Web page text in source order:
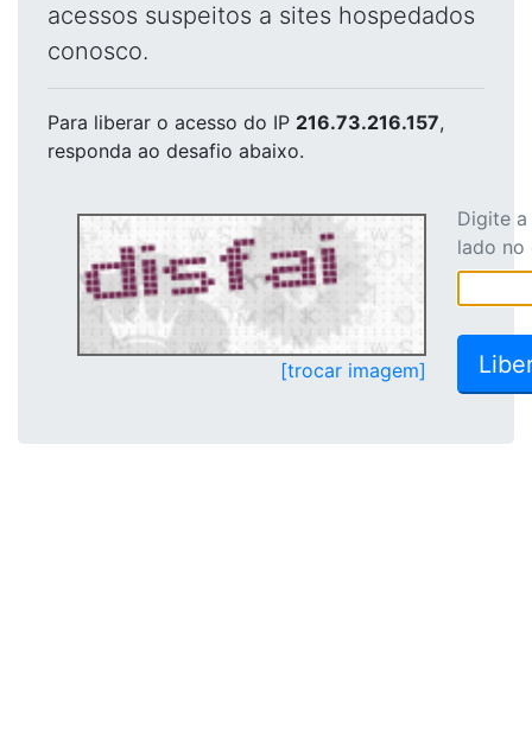
acessos suspeitos a sites hospedados
conosco.
Para liberar o acesso do IP 216.73.216.157,
responda ao desafio abaixo.
[trocar imagem]
Digite
lado no